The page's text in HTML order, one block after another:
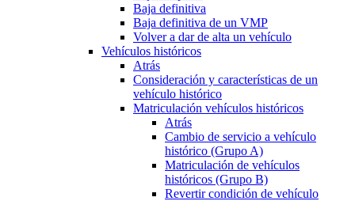
Baja definitiva
Baja definitiva de un VMP
Volver a dar de alta un vehículo
Vehículos históricos
Atrás
Consideración y características de un
vehículo histórico
Matriculación vehículos históricos
Atrás
Cambio de servicio a vehículo
histórico (Grupo A)
Matriculación de vehículos
históricos (Grupo B)
Revertir condición de vehículo